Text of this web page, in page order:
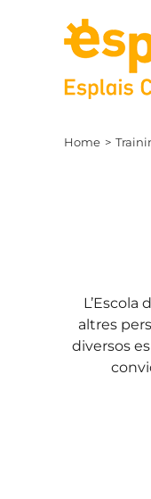
Home
altres
diversos